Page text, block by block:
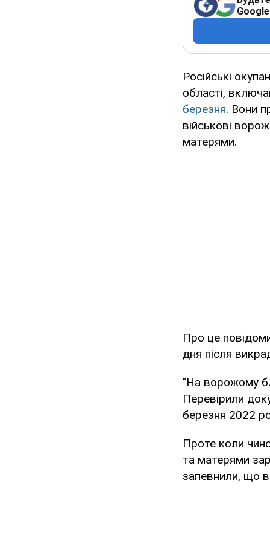
Google
Російські
області,
березня. Вони
військові
матерями.
Про це
дня після
"На ворожому
Перевірили
березня 2022
Проте коли
та матерями
запевнили, що